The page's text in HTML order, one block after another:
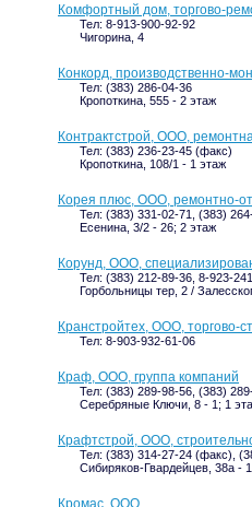
Комфортный дом, торгово-
Тел: 8-913-900-92-92
Чигорина, 4
Конкорд, производственно-
Тел: (383) 286-04-36
Кропоткина, 555 - 2 этаж
Контрактстрой, ООО,
Тел: (383) 236-23-45 (факс)
Кропоткина, 108/1 - 1 этаж
Корея плюс, ООО, ремонтно-
Тел: (383) 331-02-71, (383)
Есенина, 3/2 - 26; 2 этаж
Корунд, ООО,
Тел: (383) 212-89-36, 8-923-
Горбольницы тер, 2 /
Кранстройтех, ООО, торгово-
Тел: 8-903-932-61-06
Краф, ООО, группа компаний
Тел: (383) 289-98-56, (383)
Серебряные Ключи, 8 - 1; 1
Крафтстрой, ООО,
Тел: (383) 314-27-24 (факс),
Сибиряков-Гвардейцев, 38а -
Кромас, ООО